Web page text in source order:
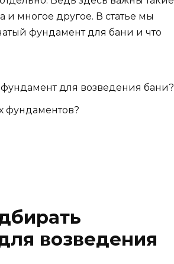
и многое другое. В статье мы
фундамент для бани и что
для возведения бани?
фундаментов?
возведения